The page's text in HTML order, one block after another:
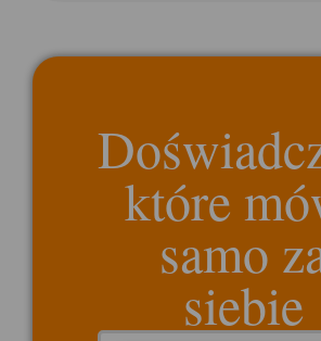
które
samo
siebie